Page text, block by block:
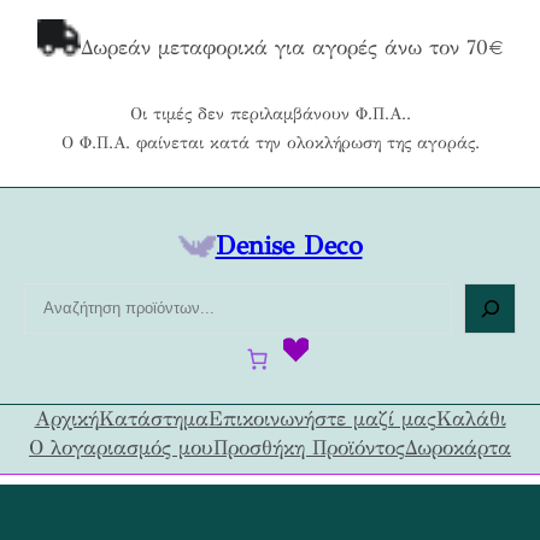
Δωρεάν μεταφορικά για αγορές άνω τον 70€
Οι τιμές δεν περιλαμβάνουν Φ.Π.Α..
Ο Φ.Π.Α. φαίνεται κατά την ολοκλήρωση της αγοράς.
Denise Deco
ή
τ
η
ΑρχικήΚατάστημαΕπικοινωνήστε μαζί μαςΚαλάθι
Ο λογαριασμός μουΠροσθήκη ΠροϊόντοςΔωροκάρτα